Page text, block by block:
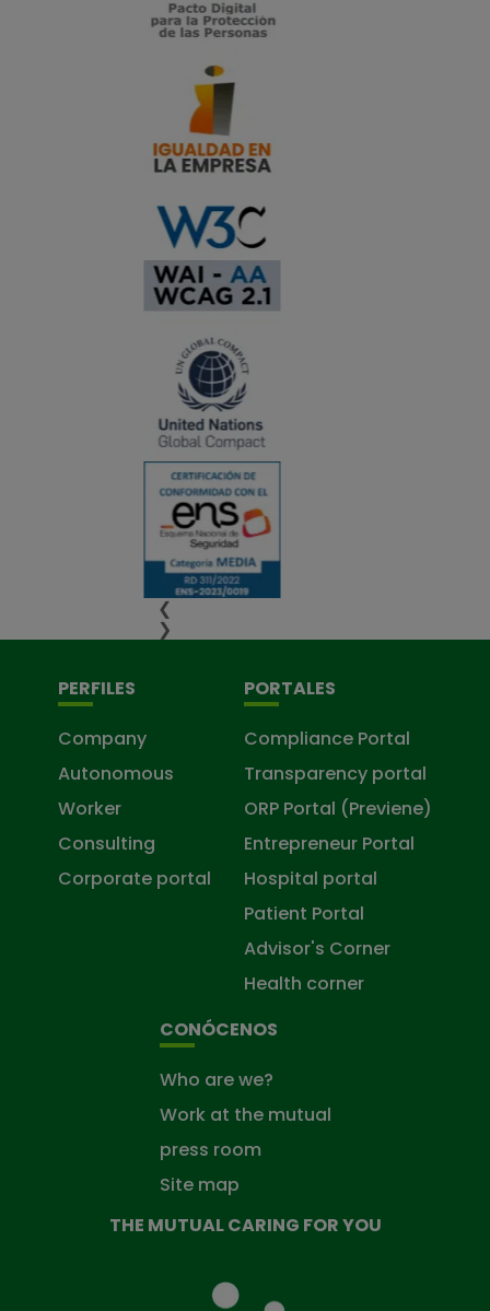
❮
❯
PERFILES
Company
Autonomous
Worker
Consulting
Corporate portal
PORTALES
Compliance Portal
Transparency portal
ORP Portal (Previene)
Entrepreneur Portal
Hospital portal
Patient Portal
Advisor's Corner
Health corner
CONÓCENOS
Who are we?
Work at the mutual
press room
Site map
THE MUTUAL CARING FOR YOU
Mutual